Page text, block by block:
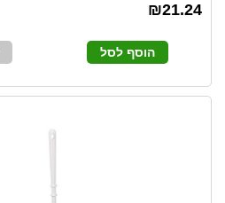
₪21.24
הוסף לסל